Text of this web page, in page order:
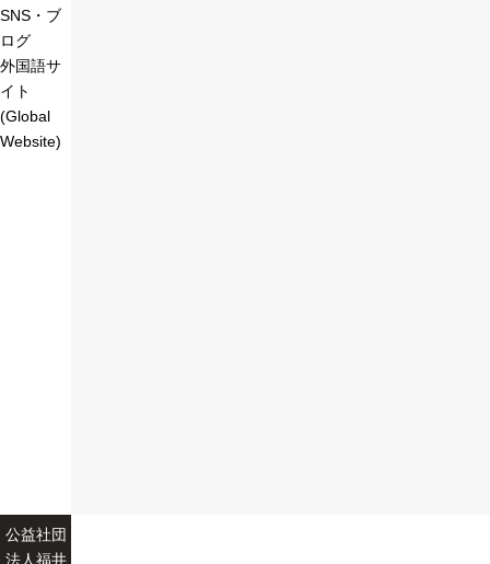
SNS・ブ
ログ
外国語サ
イト
(Global
Website)
公益社団
法人福井